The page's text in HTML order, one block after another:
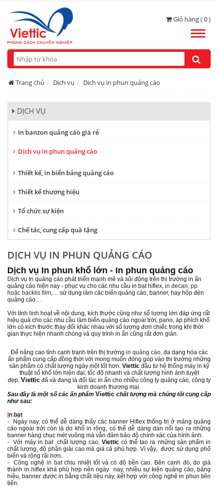
Giỏ hàng ( 0 )
Toggle
Trang chủ Dịch vụ Dịch vụ in phun quảng cáo
DỊCH VỤ
In banzon quảng cáo giá rẻ
Dịch vụ in phun quảng cáo
Thiết kế, in biển bảng quảng cáo
Thiết kế thương hiệu
Tổ chức sự kiện
Chế tác, cung cấp quà tặng
DỊCH VỤ IN PHUN QUẢNG CÁO
Dịch vụ In phun khổ lớn - In phun quảng cáo
Dịch vụ In quảng cáo phát triển mạnh mẽ và sôi động trên thị trường in ấn
quảng cáo hiện nay - phục vụ cho các nhu cầu in bạt hiflex, in decan, pp
hoặc backlis film,… sử dụng làm các biển quảng cáo, banner, hay hộp đèn
quảng cáo…
Với tính linh hoạt về nội dung, kích thước cũng như số lượng lớn đáp ứng rất
hiệu quả cho các nhu cầu làm biển quảng cáo ngoài trời, pano, áp phích khổ
lớn có kích thước thay đổi khác nhau với số lượng đơn chiếc trong khi thời
gian thực hiện nhanh chóng và quy trình in ấn cũng rất đơn giản.
Để nâng cao tính cạnh tranh trên thị trường in quảng cáo, đa dạng hóa các
ấn phẩm cung cấp đồng thời với mong muốn đóng góp vào thị trường những
sản phẩm có chất lượng ngày một tốt hơn. Vietticđầu tư hệ thống máy in kỹ
thuật số khổ lớn hiện đại, tốc độ nhanh và chất lượng hình ảnh tuyệt
đẹp, Vietticđã và đang là đối tác in ấn cho nhiều công ty quảng cáo, công ty
kinh doanh thương mại.
Sau đây là một số các ấn phẩmVietticchất lượng mà chúng tôi cung cấp
như sau:
n bạt
- Ngày nay, có thể dễ dàng thấy các banner Hiflex thống trị ở mảng quảng
cáo ngoài trời còn là do khổ in rộng, có thể dễ dàng dán nối tạo ra những
banner hàng chục mét vuông mà vẫn đảm bảo độ chính xác của hình ảnh.
- Với máy in bạt chất lượng cao, Vietticcó thể tạo ra những sản phẩm in
chất lượng, độ phân giải cao mà giá cả phù hợp. Vì vậy, được sử dụng phổ
biến và rộng rãi hơn.
- Công nghệ in bạtchịu nhiệt tốt và có độ bền cao. Bên cạnh đó, do giá
thành in hiflex khá phù hợp nên ngày nay, nhiều sự kiện quảng cáo, bảng
hiệu, banner được in bằng chất liệu này, kết hợp với công nghệ in phun tiên
tiến.